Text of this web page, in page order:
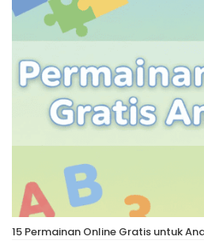
15 Permainan Online Gratis untuk